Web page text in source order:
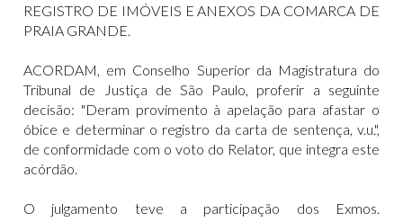
REGISTRO DE IMÓVEIS E ANEXOS DA COMARCA DE
PRAIA GRANDE.
ACORDAM, em Conselho Superior da Magistratura do
Tribunal de Justiça de São Paulo, proferir a seguinte
decisão: "Deram provimento à apelação para afastar o
óbice e determinar o registro da carta de sentença, v.u.",
de conformidade com o voto do Relator, que integra este
acórdão.
O julgamento teve a participação dos Exmos.